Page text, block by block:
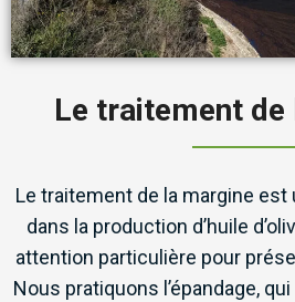
Le traitement de
Le traitement de la margine
dans la production d’huile
attention particulière pour
Nous pratiquons l’épandage,